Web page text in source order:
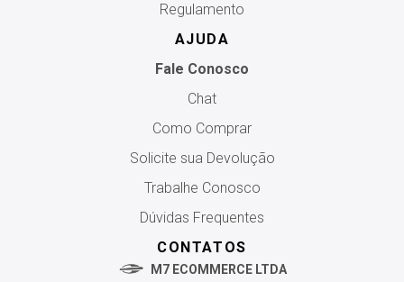
Regulamento
AJUDA
Fale Conosco
Chat
Como Comprar
Solicite sua Devolução
Trabalhe Conosco
Dúvidas Frequentes
CONTATOS
M7 ECOMMERCE LTDA